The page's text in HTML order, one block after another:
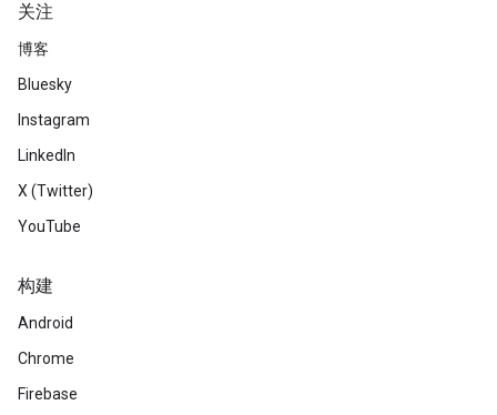
关注
博客
Bluesky
Instagram
LinkedIn
X (Twitter)
YouTube
构建
Android
Chrome
Firebase